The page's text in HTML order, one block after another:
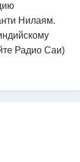
Нилаям.
Радио Саи)